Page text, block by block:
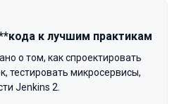
к лучшим практикам
о том, как спроектировать
тестировать микросервисы,
Jenkins 2.